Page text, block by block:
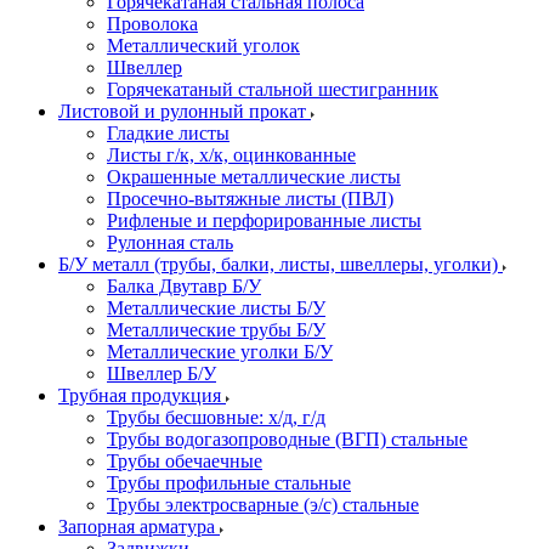
Проволока
Металлический уголок
Швеллер
Горячекатаный стальной шестигранник
Листовой и рулонный прокат
Гладкие листы
Листы г/к, х/к, оцинкованные
Окрашенные металлические листы
Просечно-вытяжные листы (ПВЛ)
Рифленые и перфорированные листы
Рулонная сталь
Б/У металл (трубы, балки, листы, швеллеры, уголки)
Балка Двутавр Б/У
Металлические листы Б/У
Металлические трубы Б/У
Металлические уголки Б/У
Швеллер Б/У
Трубная продукция
Трубы бесшовные: х/д, г/д
Трубы водогазопроводные (ВГП) стальные
Трубы обечаечные
Трубы профильные стальные
Трубы электросварные (э/с) стальные
Запорная арматура